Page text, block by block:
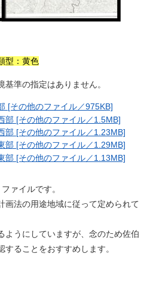
型：黄色
準の指定はありません。
[その他のファイル／975KB]
部 [その他のファイル／1.5MB]
部 [その他のファイル／1.23MB]
部 [その他のファイル／1.29MB]
部 [その他のファイル／1.13MB]
ァイルです。
法の用途地域に従って定められて
うにしていますが、念のため佐伯
ることをおすすめします。